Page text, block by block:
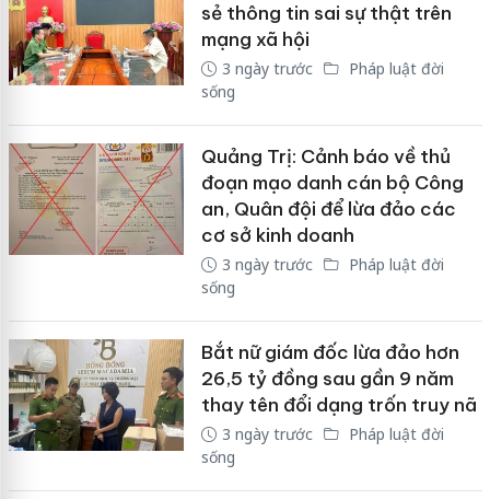
sẻ thông tin sai sự thật trên
mạng xã hội
3 ngày trước
Pháp luật đời
sống
Quảng Trị: Cảnh báo về thủ
đoạn mạo danh cán bộ Công
an, Quân đội để lừa đảo các
cơ sở kinh doanh
3 ngày trước
Pháp luật đời
sống
Bắt nữ giám đốc lừa đảo hơn
26,5 tỷ đồng sau gần 9 năm
thay tên đổi dạng trốn truy nã
3 ngày trước
Pháp luật đời
sống